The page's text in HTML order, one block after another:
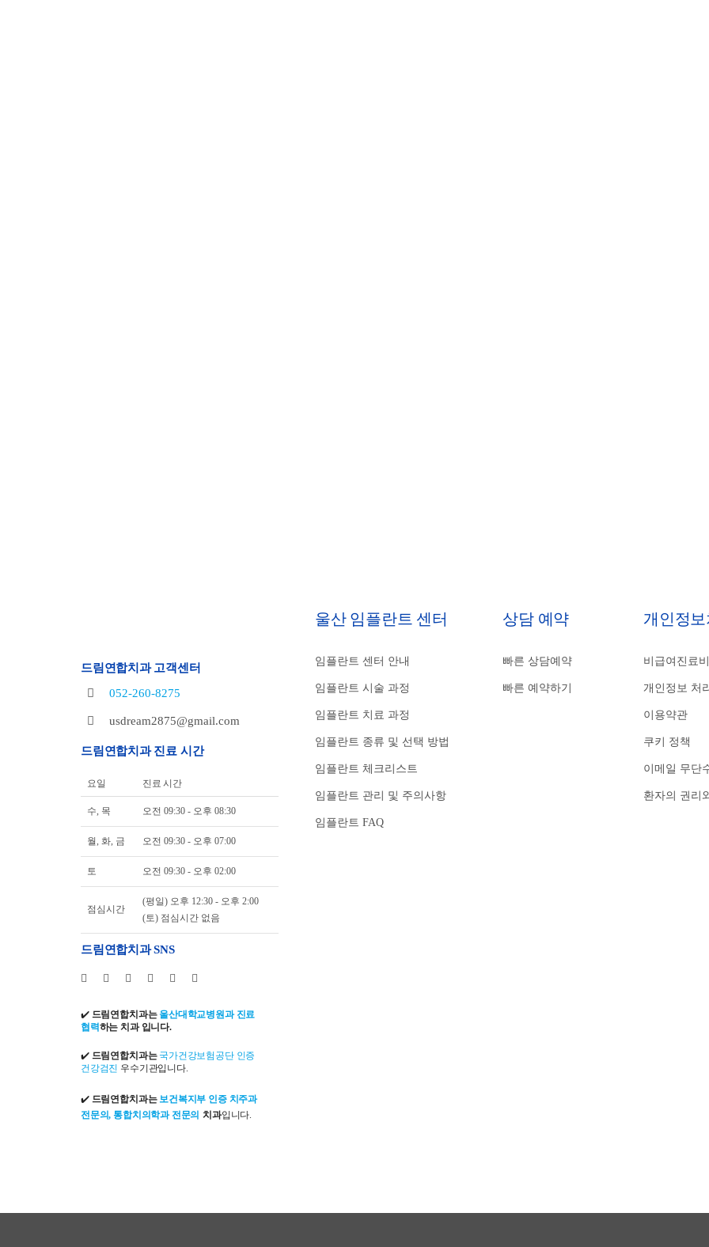
드림연합치과 고객센터
052-260-8275
usdream2875@gmail.com
드림연합치과 진료 시간
요일 진료 시간
수, 목 오전 09:30 - 오후 08:30
월, 화, 금 오전 09:30 - 오후 07:00
토 오전 09:30 - 오후 02:00
점심시간
(평일) 오후 12:30 - 오후 2:00
(토) 점심시간 없음
드림연합치과 SNS
✔️ 드림연합치과는 울산대학교병원과 진료
협력하는 치과 입니다.
✔️ 드림연합치과는 국가건강보험공단 인증
건강검진 우수기관입니다.
✔️ 드림연합치과는보건복지부 인증 치주과
전문의, 통합치의학과 전문의 치과입니다.
울산 임플란트 센터
임플란트 센터 안내
임플란트 시술 과정
임플란트 치료 과정
임플란트 종류 및 선택 방법
임플란트 체크리스트
임플란트 관리 및 주의사항
임플란트 FAQ
상담 예약
빠른 상담예약
빠른 예약하기
개인정
비급여진료
개인정보 처
이용약관
쿠키 정책
이메일 무단
환자의 권리